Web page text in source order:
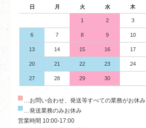
日 月 火 水 木
1 2 3
6 7 8 9 10
13 14 15 16 17
20 21 22 23 24
27 28 29 30
…お問い合わせ、発送等すべての業務がお休み
…発送業務のみお休み
営業時間 10:00-17:00